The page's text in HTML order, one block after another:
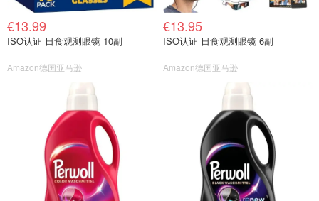
€13.99
ISO认证 日食观测眼镜 10副
Amazon德国亚马逊
€13.95
ISO认证 日食观测眼镜 6副
Amazon德国亚马逊